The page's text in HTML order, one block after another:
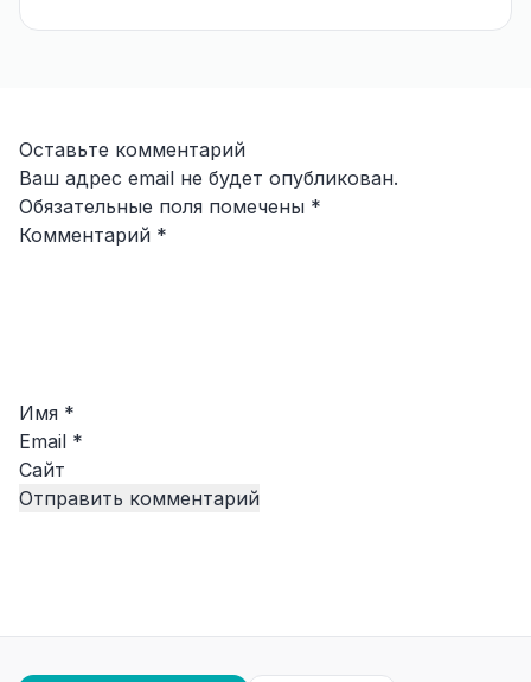
Оставьте комментарий
Ваш адрес email не будет опубликован.
Обязательные поля помечены *
Комментарий *
Имя *
Email *
Сайт